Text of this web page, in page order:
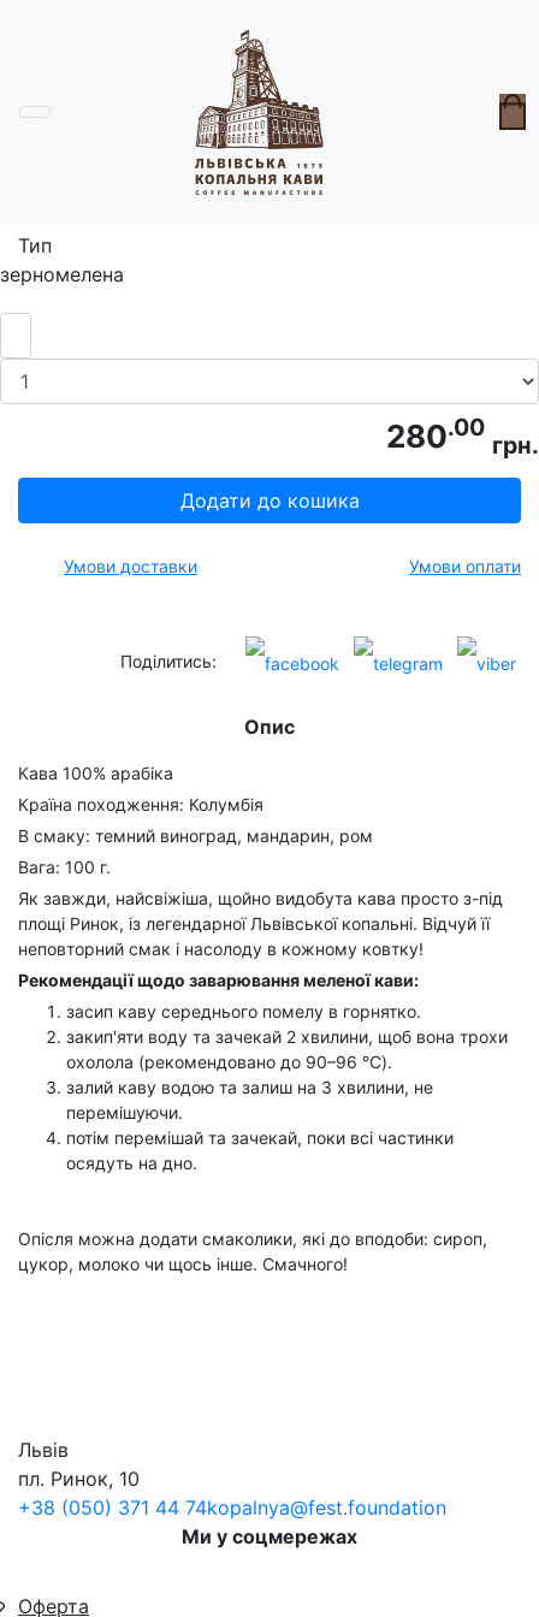
Кава на подарунок
Тубус Бандерівська кава
Тип
зерномелена
280.00
грн.
Додати до кошика
Умови доставки Умови оплати
Поділитись:
Опис
Кава 100% арабіка
Країна походження: Колумбія
В смаку: темний виноград, мандарин, ром
Вага: 100 г.
Як завжди, найсвіжіша, щойно видобута кава просто з-під
площі Ринок, із легендарної Львівської копальні. Відчуй її
неповторний смак і насолоду в кожному ковтку!
Рекомендації щодо заварювання меленої кави:
засип каву середнього помелу в горнятко.
закип'яти воду та зачекай 2 хвилини, щоб вона трохи
охолола (рекомендовано до 90–96 °C).
залий каву водою та залиш на 3 хвилини, не
перемішуючи.
потім перемішай та зачекай, поки всі частинки
осядуть на дно.
Опісля можна додати смаколики, які до вподоби: сироп,
цукор, молоко чи щось інше. Смачного!
Львів
пл. Ринок, 10
+38 (050) 371 44 74kopalnya@fest.foundation
Ми у соцмережах
Оферта